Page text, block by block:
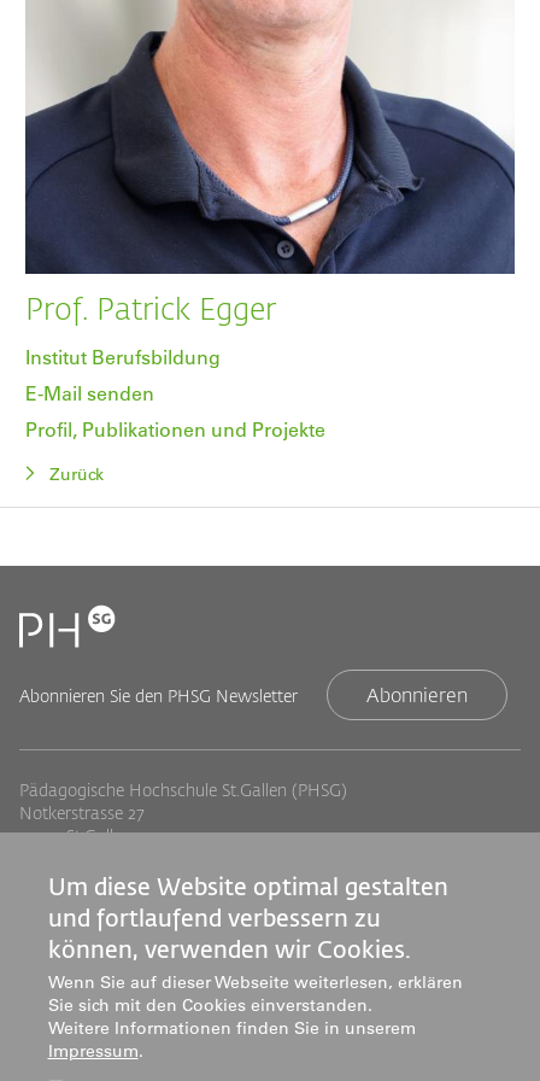
Prof. Patrick Egger
Institut Berufsbildung
E-Mail senden
Profil, Publikationen und Projekte
Zurück
Abonnieren Sie den PHSG Newsletter Abonnieren
Pädagogische Hochschule St.Gallen (PHSG)
Notkerstrasse 27
9000 St.Gallen
info@phsg.ch
Footer
Links
Standorte
Jobs
Medien
Mediatheken
Footer
rechts
Studium
Weiterbildung
Forschung & Entwicklung
Dienstleistung
Um diese Website optimal gestalten
und fortlaufend verbessern zu
können, verwenden wir Cookies.
Wenn Sie auf dieser Webseite weiterlesen, erklären
Sie sich mit den Cookies einverstanden.
Weitere Informationen finden Sie in unserem
Impressum.